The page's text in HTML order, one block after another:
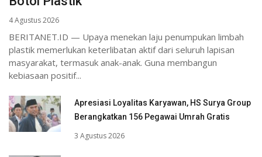
4 Agustus 2026
BERITANET.ID — Upaya menekan laju penumpukan limbah
plastik memerlukan keterlibatan aktif dari seluruh lapisan
masyarakat, termasuk anak-anak. Guna membangun
kebiasaan positif...
Apresiasi Loyalitas Karyawan, HS Surya Group
Berangkatkan 156 Pegawai Umrah Gratis
3 Agustus 2026